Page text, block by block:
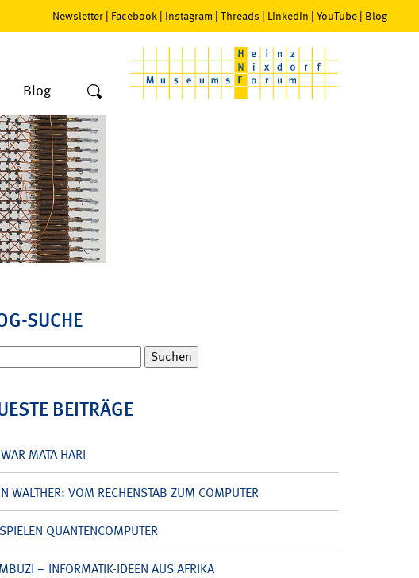
Newsletter | Facebook | Instagram | Threads | LinkedIn | YouTube | Blog
Blog
SUCHE
BEITRÄGE
MATA HARI
WALTHER: VOM RECHENSTAB ZUM COMPUTER
QUANTENCOMPUTER
– INFORMATIK-IDEEN AUS AFRIKA